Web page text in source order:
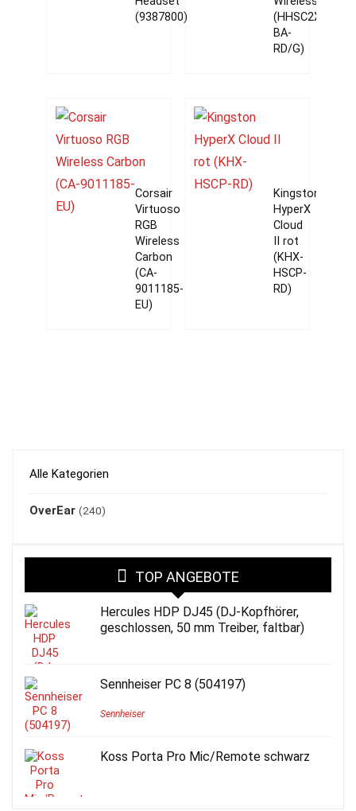
(9387800)
(HHSC2X-
BA-
RD/G)
Corsair
Virtuoso
RGB
Wireless
Carbon
(CA-
9011185-
EU)
Kingston
HyperX
Cloud
II rot
(KHX-
HSCP-
RD)
Alle Kategorien
OverEar (240)
TOP ANGEBOTE
Hercules HDP DJ45 (DJ-Kopfhörer,
geschlossen, 50 mm Treiber, faltbar)
Sennheiser PC 8 (504197)
Sennheiser
Koss Porta Pro Mic/Remote schwarz